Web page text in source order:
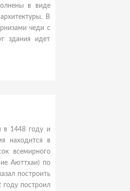
в виде
В
чеди с
здания идет
в 1448 году и
находится в
всемирного
Аюттхаи) по
построить
году построил